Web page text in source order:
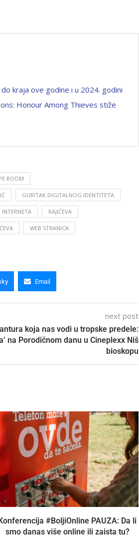
kraja ove godine i u 2024. godini
Honour Among Thieves stiže
ROOM
GUBITAK DIGITALNOG IDENTITETA
INTERNETA RAJIĆEVA
WEB STRANICA
Email
next post
koja nas vodi u tropske predele:
na Porodičnom danu u Cineplexx Niš
bioskopu
#BoljiOnline PAUZA: Da li
smo danas više online ili zaista tu?